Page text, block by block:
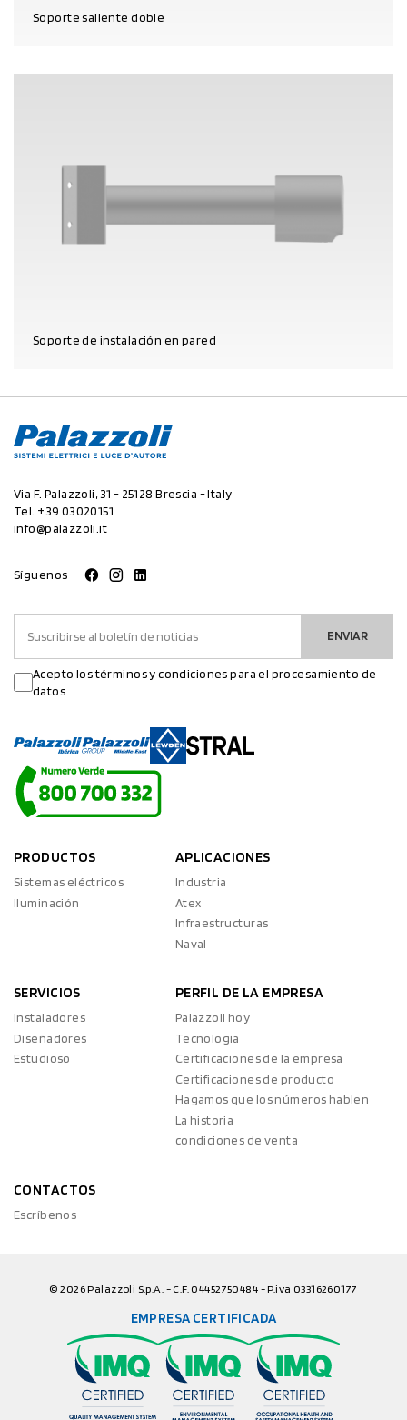
Soporte saliente doble
Soporte de instalación en pared
Via F. Palazzoli, 31 - 25128 Brescia - Italy
Tel. +39 03020151
info@palazzoli.it
Síguenos
ENVIAR
Acepto los términos y condiciones para el procesamiento de
datos
PRODUCTOS
Sistemas eléctricos
Iluminación
APLICACIONES
Industria
Atex
Infraestructuras
Naval
SERVICIOS
Instaladores
Diseñadores
Estudioso
PERFIL DE LA EMPRESA
Palazzoli hoy
Tecnologia
Certificaciones de la empresa
Certificaciones de producto
Hagamos que los números hablen
La historia
condiciones de venta
CONTACTOS
Escríbenos
© 2026 Palazzoli S.p.A. - C.F. 04452750484 - P.iva 03316260177
EMPRESA CERTIFICADA